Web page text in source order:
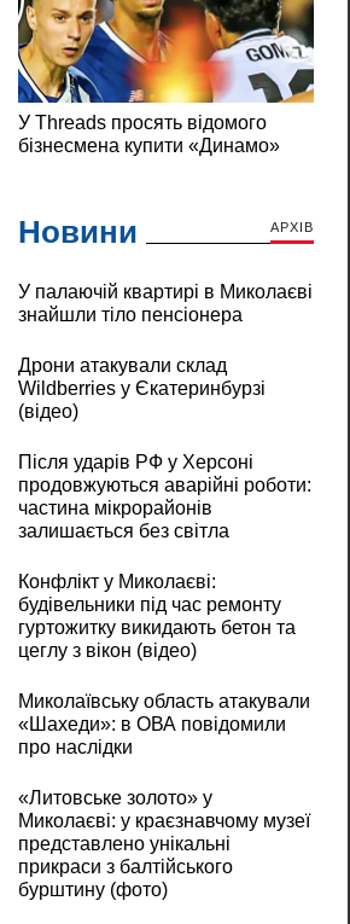
Браконьєрів зловили з уловом більш ніж
Новини АРХІВ
У палаючій квартирі в Миколаєві
знайшли тіло пенсіонера
Дрони атакували склад
Wildberries у Єкатеринбурзі
(відео)
Після ударів РФ у Херсоні
продовжуються аварійні роботи:
частина мікрорайонів
залишається без світла
Конфлікт у Миколаєві:
будівельники під час ремонту
гуртожитку викидають бетон та
цеглу з вікон (відео)
Миколаївську область атакували
«Шахеди»: в ОВА повідомили
про наслідки
«Литовське золото» у
Миколаєві: у краєзнавчому музеї
представлено унікальні
прикраси з балтійського
бурштину (фото)